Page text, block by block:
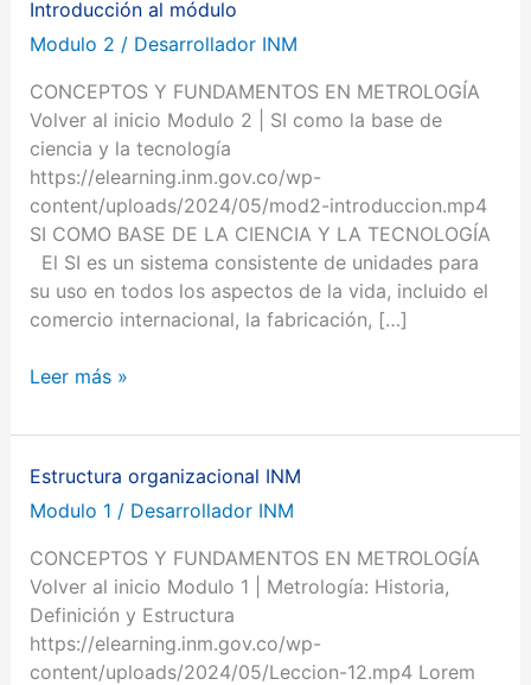
Introducción al módulo
Modulo 2 / Desarrollador INM
CONCEPTOS Y FUNDAMENTOS EN METROLOGÍA
Volver al inicio Modulo 2 | SI como la base de
ciencia y la tecnología
https://elearning.inm.gov.co/wp-
content/uploads/2024/05/mod2-introduccion.mp4
SI COMO BASE DE LA CIENCIA Y LA TECNOLOGÍA
El SI es un sistema consistente de unidades para
su uso en todos los aspectos de la vida, incluido el
comercio internacional, la fabricación, […]
Introducción
al
Leer más »
Estructura organizacional INM
Modulo 1 / Desarrollador INM
CONCEPTOS Y FUNDAMENTOS EN METROLOGÍA
Volver al inicio Modulo 1 | Metrología: Historia,
Definición y Estructura
https://elearning.inm.gov.co/wp-
content/uploads/2024/05/Leccion-12.mp4 Lorem
Estructura
organizacional